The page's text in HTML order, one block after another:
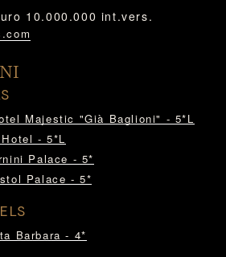
10.000.000 int.vers.
Majestic "Già Baglioni" - 5*L
- 5*L
Palace - 5*
Palace - 5*
Barbara - 4*